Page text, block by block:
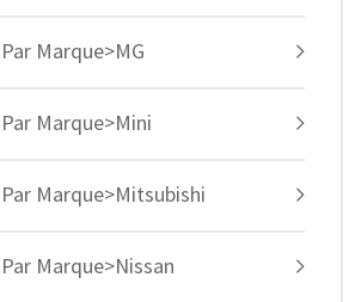
Marque>MG
Marque>Mini
Marque>Mitsubishi
Marque>Nissan